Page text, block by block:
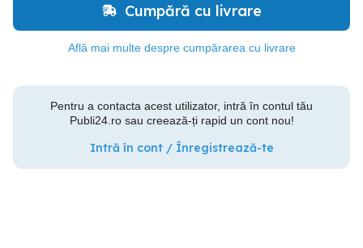
Cumpără cu livrare
Află mai multe despre cumpărarea cu livrare
Pentru a contacta acest utilizator, intră în contul tău
Publi24.ro sau creează-ți rapid un cont nou!
Intră în cont / Înregistrează-te